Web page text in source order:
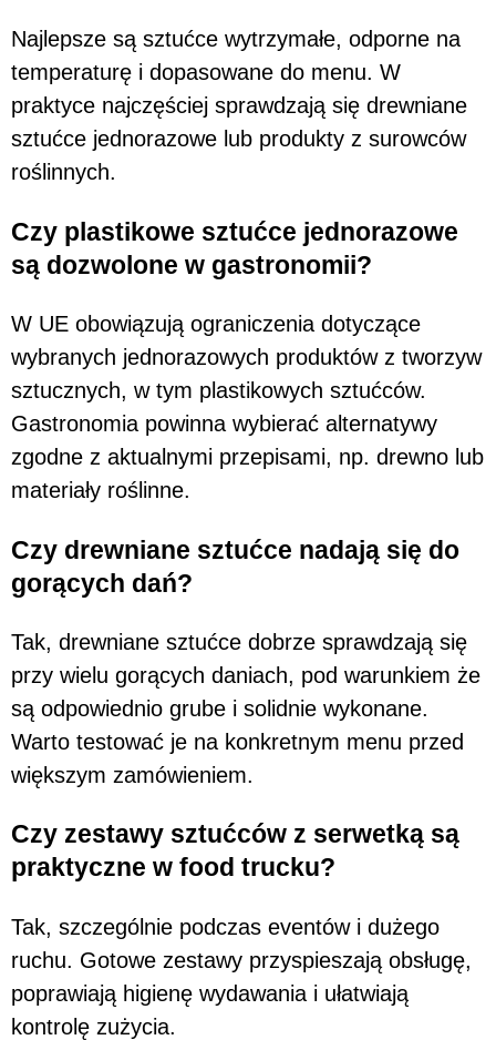
Najlepsze są sztućce wytrzymałe, odporne na
temperaturę i dopasowane do menu. W
praktyce najczęściej sprawdzają się drewniane
sztućce jednorazowe lub produkty z surowców
roślinnych.
Czy plastikowe sztućce jednorazowe
są dozwolone w gastronomii?
W UE obowiązują ograniczenia dotyczące
wybranych jednorazowych produktów z tworzyw
sztucznych, w tym plastikowych sztućców.
Gastronomia powinna wybierać alternatywy
zgodne z aktualnymi przepisami, np. drewno lub
materiały roślinne.
Czy drewniane sztućce nadają się do
gorących dań?
Tak, drewniane sztućce dobrze sprawdzają się
przy wielu gorących daniach, pod warunkiem że
są odpowiednio grube i solidnie wykonane.
Warto testować je na konkretnym menu przed
większym zamówieniem.
Czy zestawy sztućców z serwetką są
praktyczne w food trucku?
Tak, szczególnie podczas eventów i dużego
ruchu. Gotowe zestawy przyspieszają obsługę,
poprawiają higienę wydawania i ułatwiają
kontrolę zużycia.